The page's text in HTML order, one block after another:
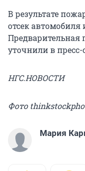
В результате
отсек автомобиля
уточнили в пресс-
НГС.НОВОСТИ
Фото
Мария